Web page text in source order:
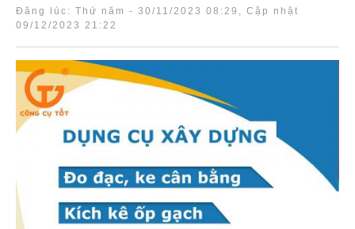
Đăng lúc: Thứ năm - 30/11/2023 08:29 , Cập nhật
09/12/2023 21:22